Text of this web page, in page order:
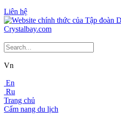
Liên hệ
Vn
En
Ru
Trang chủ
Cẩm nang du lịch